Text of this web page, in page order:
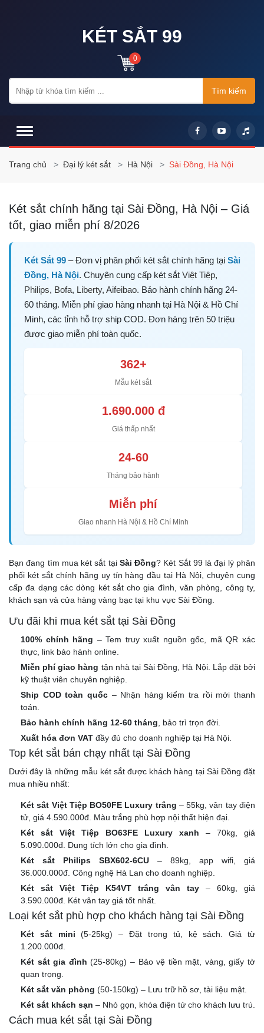
KÉT SẮT 99
0
Tìm kiếm
Trang chủ Đại lý két sắt Hà Nội Sài Đồng, Hà Nội
Két sắt chính hãng tại Sài Đồng, Hà Nội – Giá
tốt, giao miễn phí 8/2026
Két Sắt 99 – Đơn vị phân phối két sắt chính hãng tại Sài
Đồng, Hà Nội. Chuyên cung cấp két sắt Việt Tiệp,
Philips, Bofa, Liberty, Aifeibao. Bảo hành chính hãng 24-
60 tháng. Miễn phí giao hàng nhanh tại Hà Nội & Hồ Chí
Minh, các tỉnh hỗ trợ ship COD. Đơn hàng trên 50 triệu
được giao miễn phí toàn quốc.
362+
Mẫu két sắt
1.690.000 đ
Giá thấp nhất
24-60
Tháng bảo hành
Miễn phí
Giao nhanh Hà Nội & Hồ Chí Minh
Bạn đang tìm mua két sắt tại Sài Đồng? Két Sắt 99 là đại lý phân
phối két sắt chính hãng uy tín hàng đầu tại Hà Nội, chuyên cung
cấp đa dạng các dòng két sắt cho gia đình, văn phòng, công ty,
khách sạn và cửa hàng vàng bạc tại khu vực Sài Đồng.
Ưu đãi khi mua két sắt tại Sài Đồng
100% chính hãng – Tem truy xuất nguồn gốc, mã QR xác
thực, link bảo hành online.
Miễn phí giao hàng tận nhà tại Sài Đồng, Hà Nội. Lắp đặt bởi
kỹ thuật viên chuyên nghiệp.
Ship COD toàn quốc– Nhận hàng kiểm tra rồi mới thanh
toán.
Bảo hành chính hãng 12-60 tháng , bảo trì trọn đời.
Xuất hóa đơn VAT đầy đủ cho doanh nghiệp tại Hà Nội.
Top két sắt bán chạy nhất tại Sài Đồng
Dưới đây là những mẫu két sắt được khách hàng tại Sài Đồng đặt
mua nhiều nhất:
Két sắt Việt Tiệp BO50FE Luxury trắng – 55kg, vân tay điện
tử, giá 4.590.000đ. Màu trắng phù hợp nội thất hiện đại.
Két sắt Việt Tiệp BO63FE Luxury xanh – 70kg, giá
5.090.000đ. Dung tích lớn cho gia đình.
Két sắt Philips SBX602-6CU – 89kg, app wifi, giá
36.000.000đ. Công nghệ Hà Lan cho doanh nghiệp.
Két sắt Việt Tiệp K54VT trắng vân tay – 60kg, giá
3.590.000đ. Két vân tay giá tốt nhất.
Loại két sắt phù hợp cho khách hàng tại Sài Đồng
Két sắt mini (5-25kg) – Đặt trong tủ, kệ sách. Giá từ
1.200.000đ.
Két sắt gia đình (25-80kg) – Bảo vệ tiền mặt, vàng, giấy tờ
quan trọng.
Két sắt văn phòng (50-150kg) – Lưu trữ hồ sơ, tài liệu mật.
Két sắt khách sạn – Nhỏ gọn, khóa điện tử cho khách lưu trú.
Cách mua két sắt tại Sài Đồng